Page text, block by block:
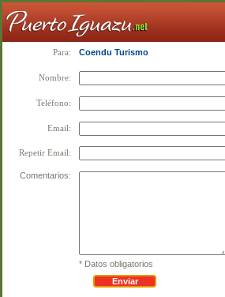
Para: Coendu Turismo
Nombre:
Teléfono:
Email:
Repetir Email:
Comentarios:
* Datos obligatorios